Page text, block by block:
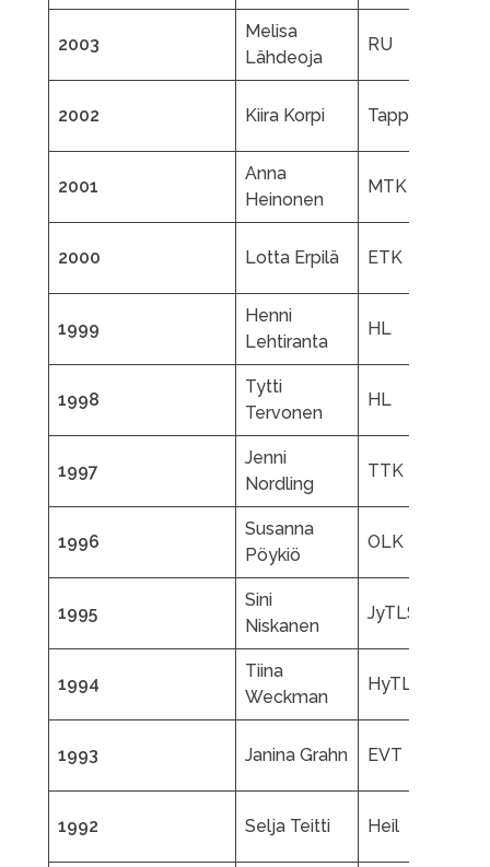
2003
Melisa
Lähdeoja
RU
2002 Kiira Korpi Tappara
2001
Anna
Heinonen
MTK
2000 Lotta Erpilä ETK
1999
Henni
Lehtiranta
HL
1998
Tytti
Tervonen
HL
1997
Jenni
Nordling
TTK
1996
Susanna
Pöykiö
OLK
1995
Sini
Niskanen
JyTLS
1994
Tiina
Weckman
HyTL
1993 Janina Grahn EVT
1992 Selja Teitti Heil